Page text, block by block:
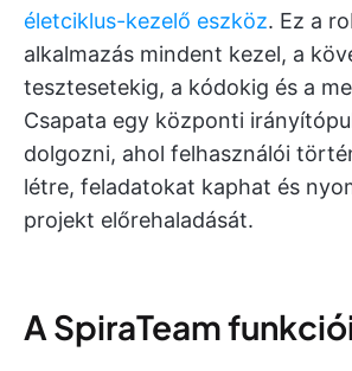
életciklus-kezelő eszköz. Ez a
alkalmazás mindent kezel, a
tesztesetekig, a kódokig és a
Csapata egy központi
dolgozni, ahol felhasználói
létre, feladatokat kaphat és
projekt előrehaladását.
A SpiraTeam